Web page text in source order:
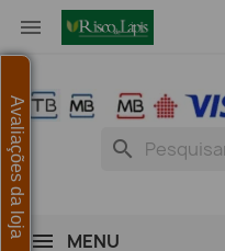

search
MENU
Avaliações da loja